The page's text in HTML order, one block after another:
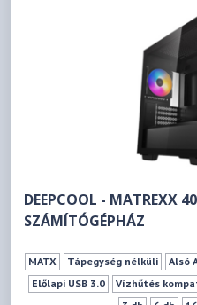
DEEPCOOL - MATREXX
SZÁMÍTÓGÉPHÁZ
MATX Tápegység nélküli Alsó
Előlapi USB 3.0
Vízhűtés